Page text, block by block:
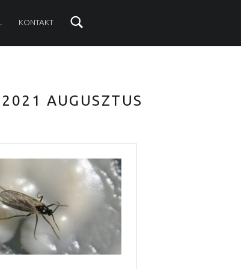
KONTAKT
2021 AUGUSZTUS